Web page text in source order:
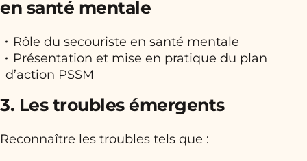
en santé mentale
Rôle du secouriste en santé mentale
Présentation et mise en pratique du plan
d’action PSSM
3. Les troubles émergents
Reconnaître les troubles tels que :